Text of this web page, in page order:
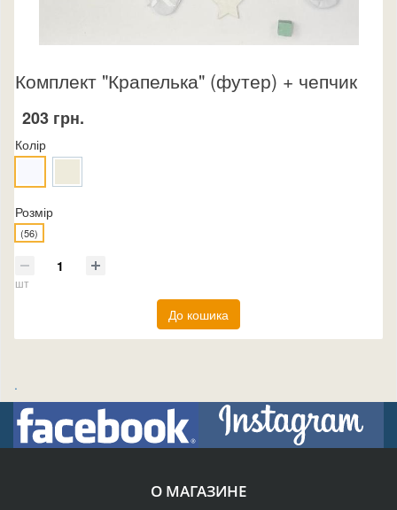
Комплект "Крапелька" (футер) + чепчик
203 грн.
Колір
Розмір
(56)
шт
До кошика
.
О МАГАЗИНЕ